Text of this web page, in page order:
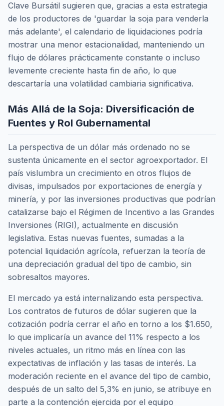
Clave Bursátil sugieren que, gracias a esta estrategia
de los productores de 'guardar la soja para venderla
más adelante', el calendario de liquidaciones podría
mostrar una menor estacionalidad, manteniendo un
flujo de dólares prácticamente constante o incluso
levemente creciente hasta fin de año, lo que
descartaría una volatilidad cambiaria significativa.
Más Allá de la Soja: Diversificación de
Fuentes y Rol Gubernamental
La perspectiva de un dólar más ordenado no se
sustenta únicamente en el sector agroexportador. El
país vislumbra un crecimiento en otros flujos de
divisas, impulsados por exportaciones de energía y
minería, y por las inversiones productivas que podrían
catalizarse bajo el Régimen de Incentivo a las Grandes
Inversiones (RIGI), actualmente en discusión
legislativa. Estas nuevas fuentes, sumadas a la
potencial liquidación agrícola, refuerzan la teoría de
una depreciación gradual del tipo de cambio, sin
sobresaltos mayores.
El mercado ya está internalizando esta perspectiva.
Los contratos de futuros de dólar sugieren que la
cotización podría cerrar el año en torno a los $1.650,
lo que implicaría un avance del 11% respecto a los
niveles actuales, un ritmo más en línea con las
expectativas de inflación y las tasas de interés. La
moderación reciente en el avance del tipo de cambio,
después de un salto del 5,3% en junio, se atribuye en
parte a la contención ejercida por el equipo